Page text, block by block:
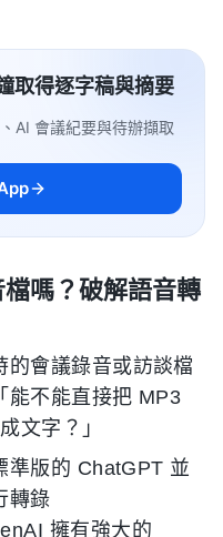
取得逐字稿與摘要
AI 會議紀要與待辦擷取
嗎？破解語音轉
的會議錄音或訪談檔
能不能直接把 MP3
文字？」
準版的 ChatGPT 並
轉錄
擁有強大的